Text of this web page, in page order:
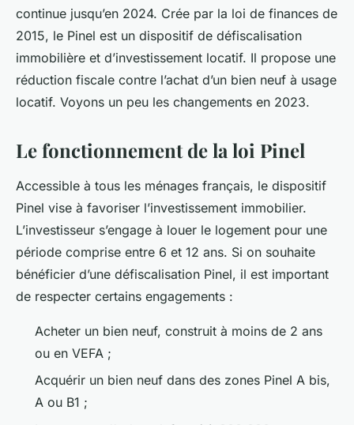
continue jusqu’en 2024. Crée par la loi de finances de
2015, le Pinel est un dispositif de défiscalisation
immobilière et d’investissement locatif. Il propose une
réduction fiscale contre l’achat d’un bien neuf à usage
locatif. Voyons un peu les changements en 2023.
Le fonctionnement de la loi Pinel
Accessible à tous les ménages français, le dispositif
Pinel vise à favoriser l’investissement immobilier.
L’investisseur s’engage à louer le logement pour une
période comprise entre 6 et 12 ans. Si on souhaite
bénéficier d’une défiscalisation Pinel, il est important
de respecter certains engagements :
Acheter un bien neuf, construit à moins de 2 ans
ou en VEFA ;
Acquérir un bien neuf dans des zones Pinel A bis,
A ou B1 ;